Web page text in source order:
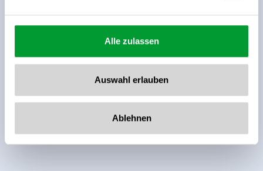
Alle zulassen
Auswahl erlauben
Ablehnen